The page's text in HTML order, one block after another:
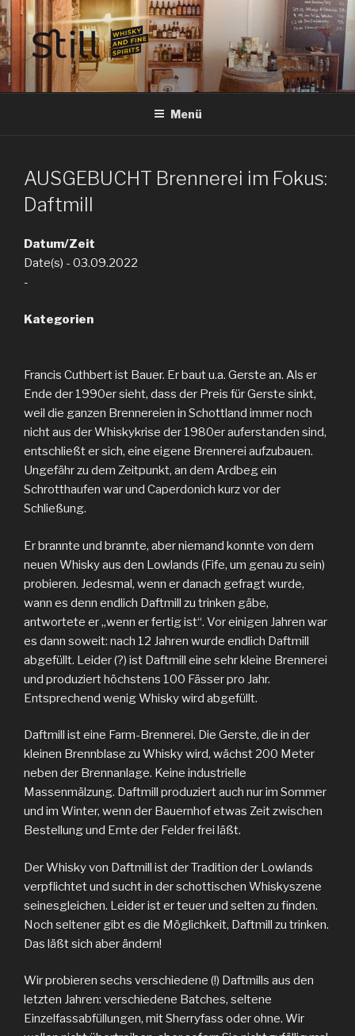
Zum
Inhalt
springen
STILL SPIRITS HILDESHEIM
Whisky, Rum, Gin, Cognac, Tequila und Tastings in Hildesheim
Menü
AUSGEBUCHT Brennerei im Fokus:
Daftmill
Datum/Zeit
Date(s) - 03.09.2022
-
Kategorien
Francis Cuthbert ist Bauer. Er baut u.a. Gerste an. Als er
Ende der 1990er sieht, dass der Preis für Gerste sinkt,
weil die ganzen Brennereien in Schottland immer noch
nicht aus der Whiskykrise der 1980er auferstanden sind,
entschließt er sich, eine eigene Brennerei aufzubauen.
Ungefähr zu dem Zeitpunkt, an dem Ardbeg ein
Schrotthaufen war und Caperdonich kurz vor der
Schließung.
Er brannte und brannte, aber niemand konnte von dem
neuen Whisky aus den Lowlands (Fife, um genau zu sein)
probieren. Jedesmal, wenn er danach gefragt wurde,
wann es denn endlich Daftmill zu trinken gäbe,
antwortete er „wenn er fertig ist“. Vor einigen Jahren war
es dann soweit: nach 12 Jahren wurde endlich Daftmill
abgefüllt. Leider (?) ist Daftmill eine sehr kleine Brennerei
und produziert höchstens 100 Fässer pro Jahr.
Entsprechend wenig Whisky wird abgefüllt.
Daftmill ist eine Farm-Brennerei. Die Gerste, die in der
kleinen Brennblase zu Whisky wird, wächst 200 Meter
neben der Brennanlage. Keine industrielle
Massenmälzung. Daftmill produziert auch nur im Sommer
und im Winter, wenn der Bauernhof etwas Zeit zwischen
Bestellung und Ernte der Felder frei läßt.
Der Whisky von Daftmill ist der Tradition der Lowlands
verpflichtet und sucht in der schottischen Whiskyszene
seinesgleichen. Leider ist er teuer und selten zu finden.
Noch seltener gibt es die Möglichkeit, Daftmill zu trinken.
Das läßt sich aber ändern!
Wir probieren sechs verschiedene (!) Daftmills aus den
letzten Jahren: verschiedene Batches, seltene
Einzelfassabfüllungen, mit Sherryfass oder ohne. Wir